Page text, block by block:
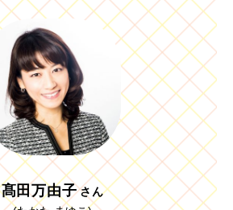
髙田万由子 さん